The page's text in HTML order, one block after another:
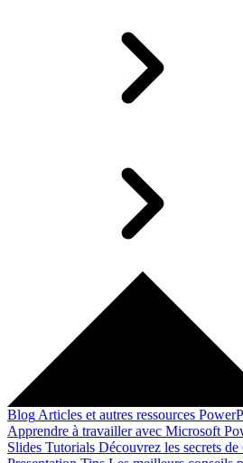
Blog Articles et autres ressources
Apprendre à travailler avec Microsoft
Slides Tutorials Découvrez les secrets